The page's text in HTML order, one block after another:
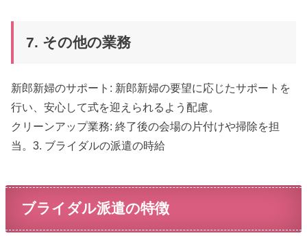
7. その他の業務
新郎新婦のサポート: 新郎新婦の要望に応じたサポートを
行い、安心して式を迎えられるよう配慮。
クリーンアップ業務: 終了後の会場の片付けや掃除を担
当。3. ブライダルの派遣の時給
ブライダル派遣の特徴